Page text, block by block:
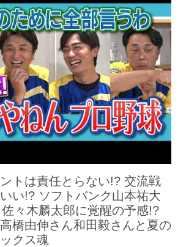
トは責任とらない!? 交流戦
い!? ソフトバンク山本祐大
々木麟太郎に覚醒の予感!?
橋由伸さん和田毅さんと夏の
クス魂